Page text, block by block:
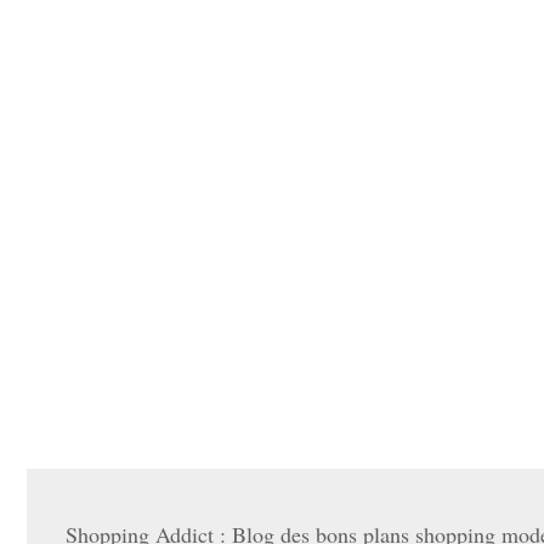
Shopping Addict : Blog des bons plans shopping